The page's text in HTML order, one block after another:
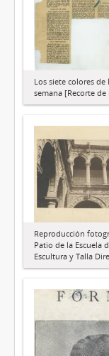
Los siete colores de
semana [Recorte de
Reproducción
Patio de la Escuela
Escultura y Talla